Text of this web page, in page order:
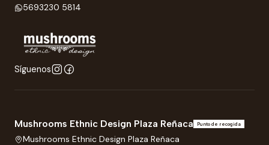
5693230 5814
Síguenos
Mushrooms Ethnic Design Plaza Reñaca Punto de recogida
Mushrooms Ethnic Design Plaza Reñaca